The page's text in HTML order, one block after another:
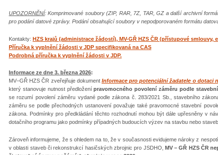
UPOZORNĚNÍ: Komprimované soubory (ZIP, RAR, 7Z, TAR, GZ a další archivní
pro podání datové zprávy. Podání obsahující soubory v nepodporovaném formátu
Kontakty: HZS krajů (administrace žádostí), MV-GŘ HZS ČR (přístupové smlouvy,
Příručka k vyplnění žádosti v JDP specifikovaná na CAS
Podrobná příručka k vyplnění žádosti v JDP.
Informace ze dne 3. března 2026:
MV–GŘ HZS ČR zveřejňuje dokument Informace pro potenciální žadatele o dotaci
který stanovuje nutnost předloženípravomocného povolení záměru podle
se rozumí povolení záměru vydané podle zákona č. 283/2021 Sb., stavebního
záměru se podle přechodných ustanovení považuje také pravomocné stavební
zákona. Podmínky pro předkládání těchto rozhodnutí mohou být dále upřesněny v
dotačního programu jako podmínky případných budoucích výzev na stavbu nebo
Zároveň informujeme, že s ohledem na to, že v současnosti evidujeme nároky z
v oblasti staveb či rekonstrukcí hasičských zbrojnic pro JSDHO, MV – GŘ HZS ČR